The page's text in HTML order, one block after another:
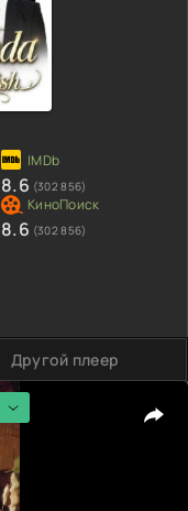
8.6 (302 856)
8.6 (302 856)
Другой плеер